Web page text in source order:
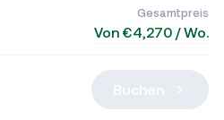
Gesamtpreis
Von €4,270 / Wo.